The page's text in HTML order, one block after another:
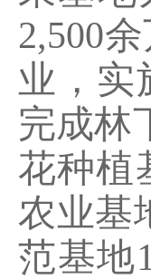
2,500
业，实
完成林
花种植
农业基
范基地